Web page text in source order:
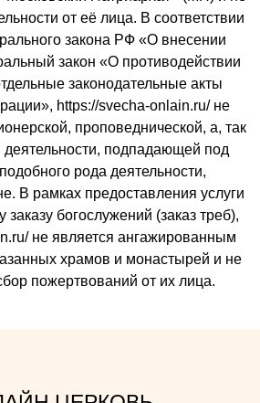
от её лица. В соответствии
закона РФ «О внесении
закон «О противодействии
законодательные акты
https://svecha-onlain.ru/ не
проповеднической, а, так
подпадающей под
рода деятельности,
В рамках предоставления услуги
богослужений (заказ треб),
не является ангажированным
храмов и монастырей и не
пожертвований от их лица.